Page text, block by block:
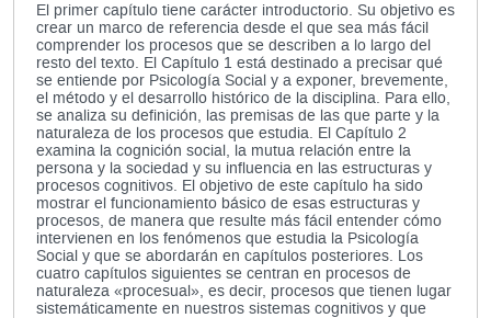
El primer capítulo tiene carácter introductorio. Su objetivo es
crear un marco de referencia desde el que sea más fácil
comprender los procesos que se describen a lo largo del
resto del texto. El Capítulo 1 está destinado a precisar qué
se entiende por Psicología Social y a exponer, brevemente,
el método y el desarrollo histórico de la disciplina. Para ello,
se analiza su definición, las premisas de las que parte y la
naturaleza de los procesos que estudia. El Capítulo 2
examina la cognición social, la mutua relación entre la
persona y la sociedad y su influencia en las estructuras y
procesos cognitivos. El objetivo de este capítulo ha sido
mostrar el funcionamiento básico de esas estructuras y
procesos, de manera que resulte más fácil entender cómo
intervienen en los fenómenos que estudia la Psicología
Social y que se abordarán en capítulos posteriores. Los
cuatro capítulos siguientes se centran en procesos de
naturaleza «procesual», es decir, procesos que tienen lugar
sistemáticamente en nuestros sistemas cognitivos y que